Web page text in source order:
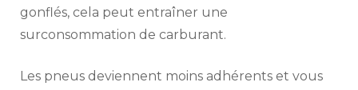
gonflés, cela peut entraîner une
surconsommation de carburant.
Les pneus deviennent moins adhérents et vous